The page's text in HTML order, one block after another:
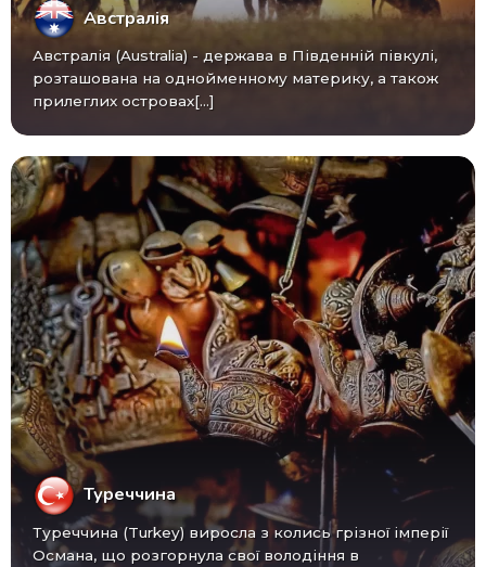
Австралія
Австралія (Australia) - ​​держава в Південній півкулі,
розташована на однойменному материку, а також
прилеглих островах[...]
Туреччина
Туреччина (Turkey) виросла з колись грізної імперії
Османа, що розгорнула свої володіння в